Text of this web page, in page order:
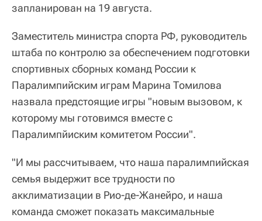
запланирован на 19 августа.
Заместитель министра спорта РФ, руководитель
штаба по контролю за обеспечением подготовки
спортивных сборных команд России к
Паралимпийским играм Марина Томилова
назвала предстоящие игры "новым вызовом, к
которому мы готовимся вместе с
Паралимпйиским комитетом России".
"И мы рассчитываем, что наша паралимпийская
семья выдержит все трудности по
акклиматизации в Рио-де-Жанейро, и наша
команда сможет показать максимальные